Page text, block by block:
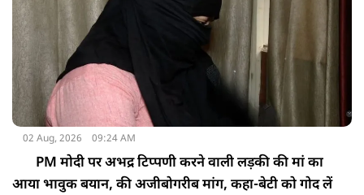
02 Aug, 2026 09:24 AM
PM मोदी पर अभद्र टिप्पणी करने वाली लड़की की मां का
आया भावुक बयान, की अजीबोगरीब मांग, कहा-बेटी को गोद लें